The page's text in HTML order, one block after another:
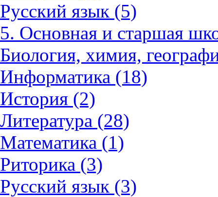
Русский язык (5)
5. Основная и старшая
Биология, химия,
Информатика (18)
История (2)
Литература (28)
Математика (1)
Риторика (3)
Русский язык (3)